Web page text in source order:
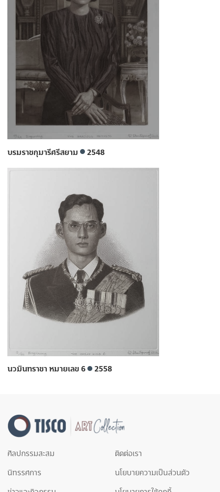
บรมราชกุมารีศรีสยาม 2548
นวมินทราชา หมายเลข 6 2558
ศิลปกรรมสะสม
นิทรรศการ
ติดต่อเรา
นโยบายความเป็นส่วนตัว